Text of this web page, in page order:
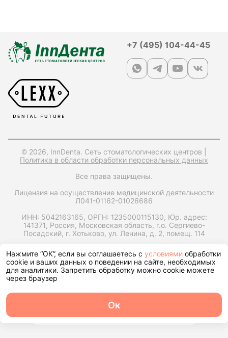
+7 (495) 104-44-45
© 2026, InnDenta. Сеть стоматологических центров |
Политика в области обработки персональных данных
Все права защищены.
Лицензия на осуществление медицинской деятельности
Л041-01162-01026686
ИНН: 5042163165, ОРГН: 1235000115130, Юр. адрес:
141371, Россия, Московская область, г.о. Сергиево-
Посадский, г. Хотьково, ул. Ленина, д. 2, помещ. 114
Запрос справки на налоговый вычет
Нажмите “ОК”, если вы соглашаетесь с условиями обработки
cookie и ваших данных о поведении на сайте, необходимых
для аналитики. Запретить обработку можно cookie можете
через браузер
Ок